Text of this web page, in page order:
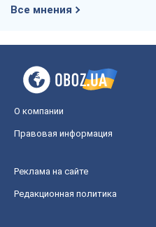
Все мнения
О компании
Правовая информация
Реклама на сайте
Редакционная политика